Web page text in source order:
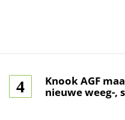
Knook AGF
nieuwe weeg-,